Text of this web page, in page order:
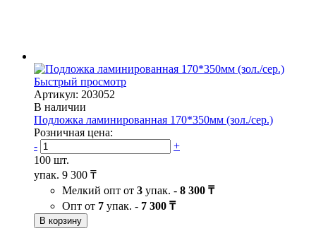
Быстрый просмотр
Артикул: 203052
В наличии
Подложка ламинированная 170*350мм (зол./сер.)
Розничная цена:
-
+
100 шт.
упак. 9 300 ₸
Мелкий опт от 3 упак. - 8 300 ₸
Опт от 7 упак. - 7 300 ₸
В корзину